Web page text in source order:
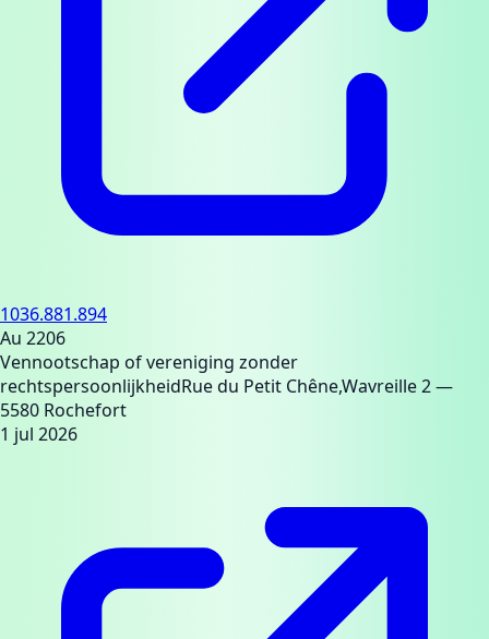
1036.881.894
Au 2206
Vennootschap of vereniging zonder
rechtspersoonlijkheidRue du Petit Chêne,Wavreille 2—
5580 Rochefort
1 jul 2026